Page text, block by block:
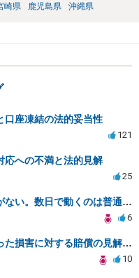
崎県 鹿児島県 沖縄県
口座凍結の法的妥当性
121
応への不満と法的見解
25
弁護士を雇われたが受任通知がない。数日で動くのは普通か？
6
銀行側の手続き不備により被った損害に対する賠償の見解を求めます
10